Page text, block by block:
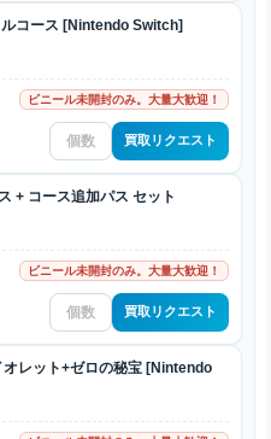
コース [Nintendo Switch]
ビニール未開封のみ。大量大歓迎！
買取リクエスト
+ コース追加パス セット
ビニール未開封のみ。大量大歓迎！
買取リクエスト
オレット+ゼロの秘宝 [Nintendo